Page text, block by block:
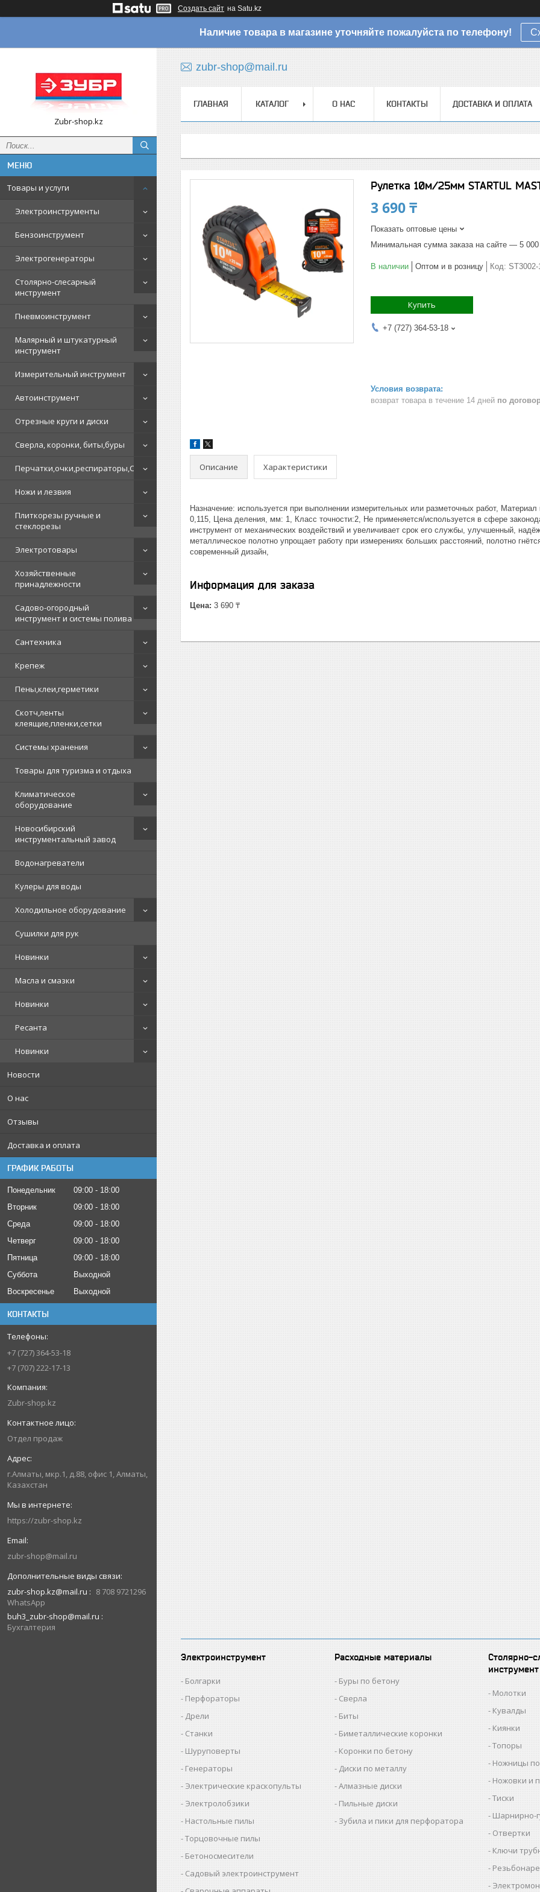
Создать сайт на Satu.kz
Наличие товара в магазине уточняйте пожалуйста по телефону!
Zubr-shop.kz
Товары и услуги
Электроинструменты
Бензоинструмент
Электрогенераторы
Столярно-слесарный
инструмент
Пневмоинструмент
Малярный и штукатурный
инструмент
Измерительный инструмент
Автоинструмент
Отрезные круги и диски
Сверла, коронки, биты,буры
Перчатки,очки,респираторы,СИЗ
Ножи и лезвия
Плиткорезы ручные и
стеклорезы
Электротовары
Хозяйственные
принадлежности
Садово-огородный
инструмент и системы полива
Сантехника
Крепеж
Пены,клеи,герметики
Скотч,ленты
клеящие,пленки,сетки
Системы хранения
Товары для туризма и отдыха
Климатическое
оборудование
Новосибирский
инструментальный завод
Водонагреватели
Кулеры для воды
Холодильное оборудование
Сушилки для рук
Новинки
Масла и смазки
Новинки
Ресанта
Новинки
Новости
О нас
Отзывы
Доставка и оплата
ГРАФИК РАБОТЫ
Понедельник 09:00
18:00
Вторник
09:00
18:00
Среда
09:00
18:00
Четверг
09:00
18:00
Пятница
09:00
18:00
Суббота
Выходной
Воскресенье
Выходной
КОНТАКТЫ
+7 (727) 364-53-18
+7 (707) 222-17-13
Zubr-shop.kz
Отдел продаж
г.Алматы, мкр.1, д.88, офис 1, Алматы,
Казахстан
https://zubr-shop.kz
zubr-shop@mail.ru
zubr-shop.kz@mail.ru
8 708 9721296
WhatsApp
buh3_zubr-shop@mail.ru
Бухгалтерия
zubr-shop@mail.ru
ГЛАВНАЯ КАТАЛОГ О НАС КОНТАКТЫ ДОСТАВКА И ОПЛАТА
Рулетка 10м/25мм STARTUL
3 690 ₸
Показать оптовые цены
Минимальная сумма заказа на сайте — 5
В наличии Оптом и в розницу Код: ST3002-
Купить
+7 (727) 364-53-18
возврат товара в течение 14 дней по
Описание Характеристики
Назначение: используется при выполнении измерительных или разметочных работ,
0,115, Цена деления, мм: 1, Класс точности:2, Не применяется/используется в сфере
инструмент от механических воздействий и увеличивает срок его службы, улучшенный,
металлическое полотно упрощает работу при измерениях больших расстояний, полотно
современный дизайн,
Информация для заказа
Цена: 3 690 ₸
Электроинструмент
Болгарки
Перфораторы
Дрели
Станки
Шуруповерты
Генераторы
Электрические краскопульты
Электролобзики
Настольные пилы
Торцовочные пилы
Бетоносмесители
Садовый электроинструмент
Расходные материалы
Буры по бетону
Сверла
Биты
Биметаллические коронки
Коронки по бетону
Диски по металлу
Алмазные диски
Пильные диски
Зубила и пики для перфоратора
Столярно-
инструмент
Молотки
Кувалды
Киянки
Топоры
Ножницы
Ножовки и
Тиски
Шарнирно-
Отвертки
Ключи